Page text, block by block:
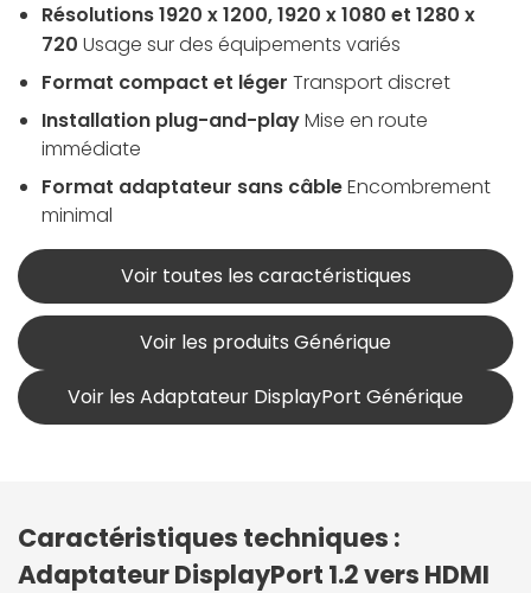
Résolutions 1920 x 1200, 1920 x 1080 et 1280 x
720 Usage sur des équipements variés
Format compact et léger Transport discret
Installation plug-and-playMise en route
immédiate
Format adaptateur sans câbleEncombrement
minimal
Voir toutes les caractéristiques
Voir les produits Générique
Voir les Adaptateur DisplayPort Générique
Caractéristiques techniques :
Adaptateur DisplayPort 1.2 vers HDMI